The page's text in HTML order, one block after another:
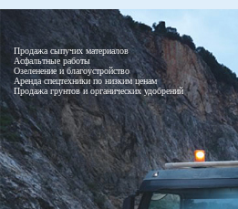
Продажа сыпучих материалов
Асфальтные работы
Озеленение и благоустройство
Аренда спецтехники по низким ценам
Продажа грунтов и органических удобрений